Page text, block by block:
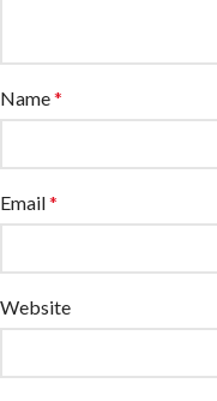
Name*
Email*
Website